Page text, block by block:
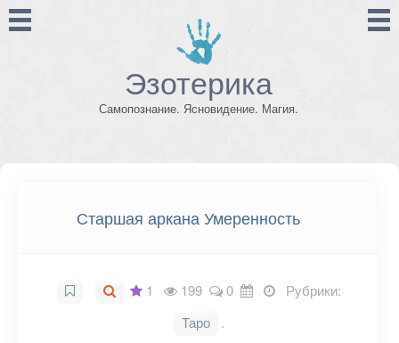
Эзотерика
Самопознание. Ясновидение. Магия.
Старшая аркана Умеренность
1 199 0
Рубрики:
Таро
.